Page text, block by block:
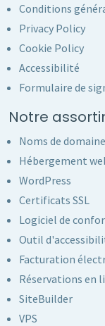
Conditions
Privacy Policy
Cookie Policy
Accessibilité
Formulaire de
Notre
Noms de
Hébergement
WordPress
Certificats SSL
Logiciel de
Outil
Facturation
Réservations en
SiteBuilder
VPS